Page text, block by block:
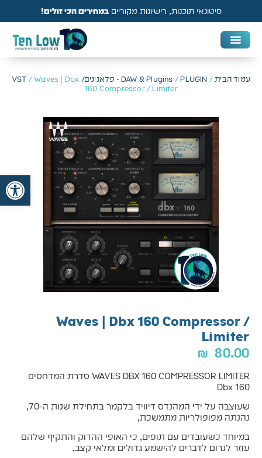
סיטונאי תוכנות, רישיונות מקורייםבמחירים הכי זולים!
עמוד הבית/
DAW & Plugins /PLUGIN - פלאגינים/ VST
/ Waves | Dbx
160 Compressor / Limiter
Waves | Dbx 160 Compressor /
Limiter
₪ 80.00
WAVES DBX 160 COMPRESSOR LIMITER סדרת המדחסים
Dbx 160
שעוצבה על ידי המהנדס דיוויד בלקמר בתחילת שנות ה-70,
נהנתה מפופולריות מתמשכת,
במיוחד כשעובדים עם תופים, כי האופי ההדוק והתקיף שלהם
עוזר לגרום לדברים להישמע גדולים ומלאי קצב.